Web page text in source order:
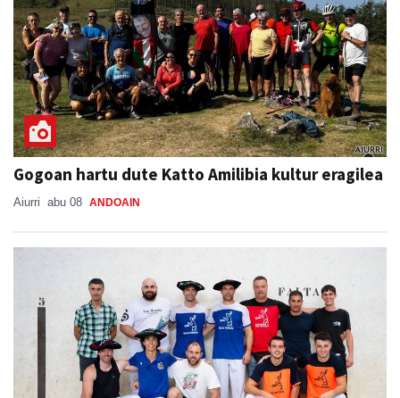
Gogoan hartu dute Katto Amilibia kultur eragilea
Aiurri abu 08 ANDOAIN